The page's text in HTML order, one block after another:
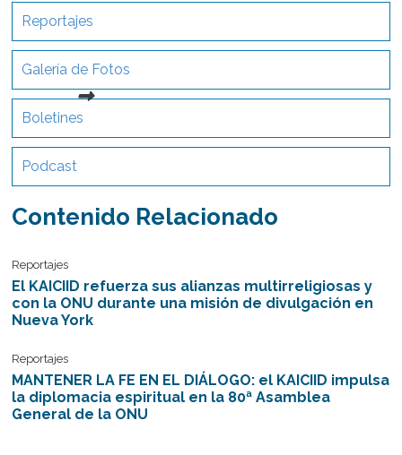
Reportajes
Galería de Fotos
Boletines
Podcast
Contenido Relacionado
Reportajes
El KAICIID refuerza sus alianzas multirreligiosas y
con la ONU durante una misión de divulgación en
Nueva York
Reportajes
MANTENER LA FE EN EL DIÁLOGO: el KAICIID impulsa
la diplomacia espiritual en la 80ª Asamblea
General de la ONU